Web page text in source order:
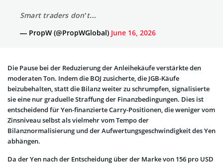
Smart traders don’t…
— PropW (@PropWGlobal) June 16, 2026
Die Pause bei der Reduzierung der Anleihekäufe verstärkte den
moderaten Ton. Indem die BOJ zusicherte, die JGB-Käufe
beizubehalten, statt die Bilanz weiter zu schrumpfen, signalisierte
sie eine nur graduelle Straffung der Finanzbedingungen. Dies ist
entscheidend für Yen-finanzierte Carry-Positionen, die weniger vom
Zinsniveau selbst als vielmehr vom Tempo der
Bilanznormalisierung und der Aufwertungsgeschwindigkeit des Yen
abhängen.
Da der Yen nach der Entscheidung über der Marke von 156 pro USD